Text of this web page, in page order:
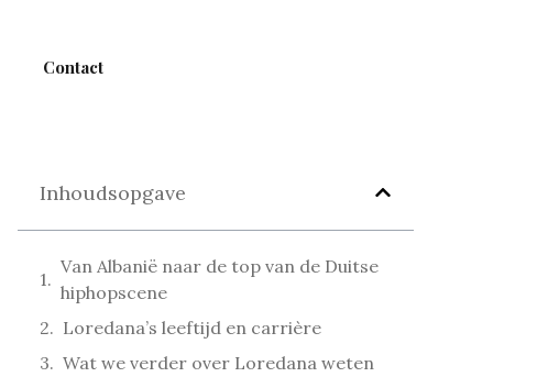
Contact
Inhoudsopgave
Van Albanië naar de top van de Duitse
hiphopscene
Loredana’s leeftijd en carrière
Wat we verder over Loredana weten